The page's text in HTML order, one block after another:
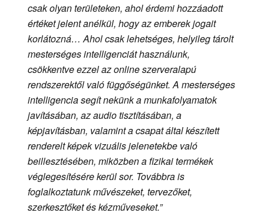
csak olyan területeken, ahol érdemi hozzáadott
értéket jelent anélkül, hogy az emberek jogait
korlátozná… Ahol csak lehetséges, helyileg tárolt
mesterséges intelligenciát használunk,
csökkentve ezzel az online szerveralapú
rendszerektől való függőségünket. A mesterséges
intelligencia segít nekünk a munkafolyamatok
javításában, az audio tisztításában, a
képjavításban, valamint a csapat által készített
renderelt képek vizuális jelenetekbe való
beillesztésében, miközben a fizikai termékek
véglegesítésére kerül sor. Továbbra is
foglalkoztatunk művészeket, tervezőket,
szerkesztőket és kézműveseket.”